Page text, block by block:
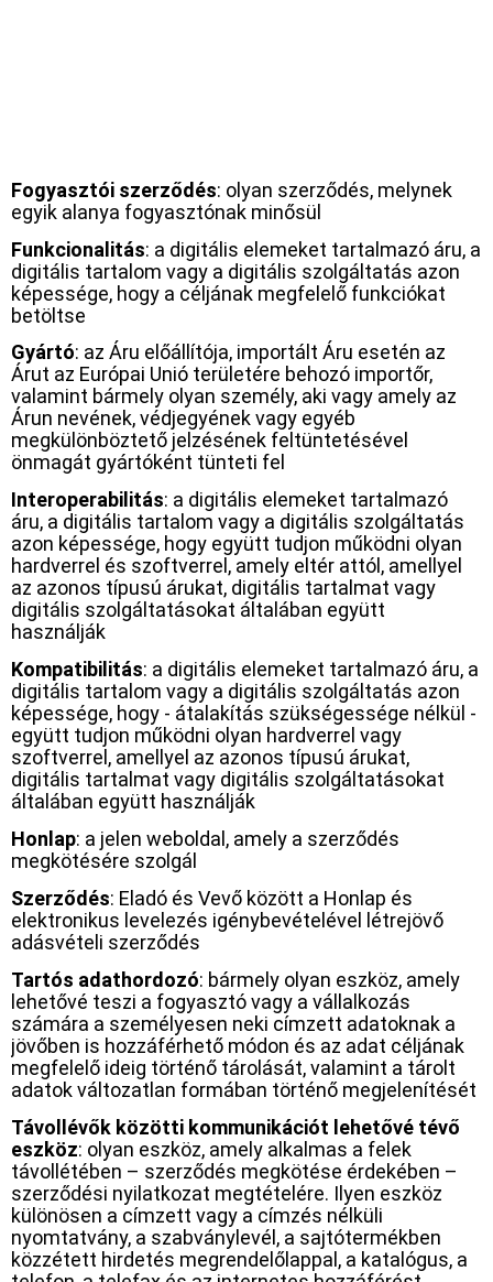
Fogyasztói szerződés: olyan szerződés, melynek
egyik alanya fogyasztónak minősül
Funkcionalitás: a digitális elemeket tartalmazó áru, a
digitális tartalom vagy a digitális szolgáltatás azon
képessége, hogy a céljának megfelelő funkciókat
betöltse
Gyártó: az Áru előállítója, importált Áru esetén az
Árut az Európai Unió területére behozó importőr,
valamint bármely olyan személy, aki vagy amely az
Árun nevének, védjegyének vagy egyéb
megkülönböztető jelzésének feltüntetésével
önmagát gyártóként tünteti fel
Interoperabilitás: a digitális elemeket tartalmazó
áru, a digitális tartalom vagy a digitális szolgáltatás
azon képessége, hogy együtt tudjon működni olyan
hardverrel és szoftverrel, amely eltér attól, amellyel
az azonos típusú árukat, digitális tartalmat vagy
digitális szolgáltatásokat általában együtt
használják
Kompatibilitás: a digitális elemeket tartalmazó áru, a
digitális tartalom vagy a digitális szolgáltatás azon
képessége, hogy - átalakítás szükségessége nélkül -
együtt tudjon működni olyan hardverrel vagy
szoftverrel, amellyel az azonos típusú árukat,
digitális tartalmat vagy digitális szolgáltatásokat
általában együtt használják
Honlap: a jelen weboldal, amely a szerződés
megkötésére szolgál
Szerződés: Eladó és Vevő között a Honlap és
elektronikus levelezés igénybevételével létrejövő
adásvételi szerződés
Tartós adathordozó: bármely olyan eszköz, amely
lehetővé teszi a fogyasztó vagy a vállalkozás
számára a személyesen neki címzett adatoknak a
jövőben is hozzáférhető módon és az adat céljának
megfelelő ideig történő tárolását, valamint a tárolt
adatok változatlan formában történő megjelenítését
Távollévők közötti kommunikációt lehetővé tévő
eszköz: olyan eszköz, amely alkalmas a felek
távollétében – szerződés megkötése érdekében –
szerződési nyilatkozat megtételére. Ilyen eszköz
különösen a címzett vagy a címzés nélküli
nyomtatvány, a szabványlevél, a sajtótermékben
közzétett hirdetés megrendelőlappal, a katalógus, a